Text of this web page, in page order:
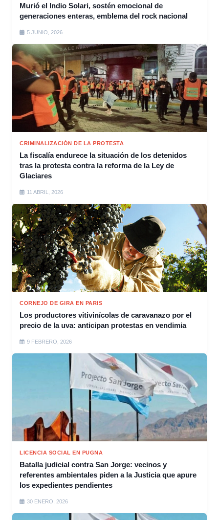
Murió el Indio Solari, sostén emocional de
generaciones enteras, emblema del rock nacional
5 JUNIO, 2026
CRIMINALIZACIÓN DE LA PROTESTA
La fiscalía endurece la situación de los detenidos
tras la protesta contra la reforma de la Ley de
Glaciares
11 ABRIL, 2026
CORNEJO DE GIRA EN PARIS
Los productores vitivinícolas de caravanazo por el
precio de la uva: anticipan protestas en vendimia
9 FEBRERO, 2026
LICENCIA SOCIAL EN PUGNA
Batalla judicial contra San Jorge: vecinos y
referentes ambientales piden a la Justicia que apure
los expedientes pendientes
30 ENERO, 2026